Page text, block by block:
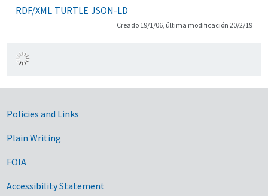
RDF/XML TURTLE JSON-LD
Creado 19/1/06, última modificación 20/2/19
Government Links
Policies and Links
Plain Writing
FOIA
Accessibility Statement